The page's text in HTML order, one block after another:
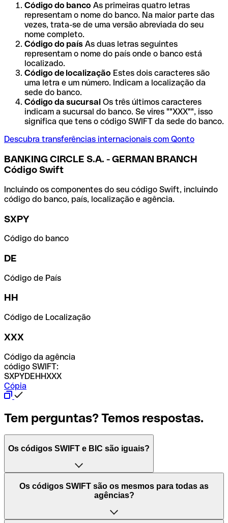
Código do banco As primeiras quatro letras
representam o nome do banco. Na maior parte das
vezes, trata-se de uma versão abreviada do seu
nome completo.
Código do país As duas letras seguintes
representam o nome do país onde o banco está
localizado.
Código de localização Estes dois caracteres são
uma letra e um número. Indicam a localização da
sede do banco.
Código da sucursal Os três últimos caracteres
indicam a sucursal do banco. Se vires ""XXX"", isso
significa que tens o código SWIFT da sede do banco.
Descubra transferências internacionais com Qonto
BANKING CIRCLE S.A. - GERMAN BRANCH
Código Swift
Incluindo os componentes do seu código Swift, incluindo
código do banco, país, localização e agência.
SXPY
Código do banco
DE
Código de País
HH
Código de Localização
XXX
Código da agência
código SWIFT:
SXPYDEHHXXX
Cópia
Tem perguntas? Temos respostas.
Os códigos SWIFT e BIC são iguais?
O acrónimo SWIFT significa "Society for Worldwide
Interbank Financial Telecommunication (Sociedade para
Mundiais)". Trata-se de uma rede mundial onde se
Os códigos SWIFT são os mesmos para todas as
agências?